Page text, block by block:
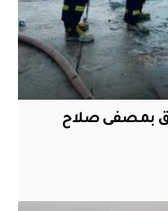
بمصفى صلاح